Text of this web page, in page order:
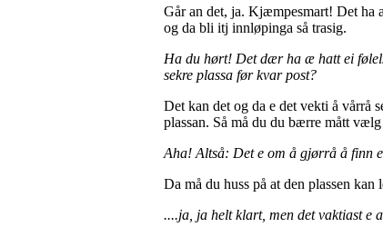
Går an det, ja. Kjæmpesmart! Det ha
og da bli itj innløpinga så trasig.
Ha du hørt! Det dær ha æ hatt ei
sekre plassa før kvar post?
Det kan det og da e det vekti å vårrå
plassan. Så må du du bærre mått
Aha! Altså: Det e om å gjørrå å finn
Da må du huss på at den plassen
....ja, ja helt klart, men det vaktiast e